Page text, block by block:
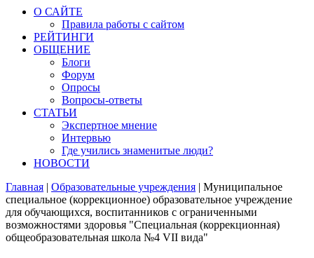
О САЙТЕ
Правила работы с сайтом
РЕЙТИНГИ
ОБЩЕНИЕ
Блоги
Форум
Опросы
Вопросы-ответы
СТАТЬИ
Экспертное мнение
Интервью
Где учились знаменитые люди?
НОВОСТИ
Главная | Образовательные учреждения | Муниципальное
специальное (коррекционное) образовательное учреждение
для обучающихся, воспитанников с ограниченными
возможностями здоровья "Специальная (коррекционная)
общеобразовательная школа №4 VII вида"